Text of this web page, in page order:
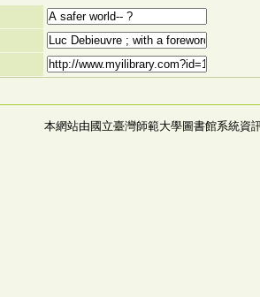
本網站由國立臺灣師範大學圖書館系統資